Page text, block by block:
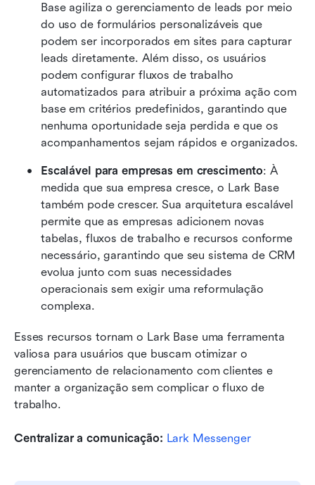
Base agiliza o gerenciamento de leads por meio
do uso de formulários personalizáveis que
podem ser incorporados em sites para capturar
leads diretamente. Além disso, os usuários
podem configurar fluxos de trabalho
automatizados para atribuir a próxima ação com
base em critérios predefinidos, garantindo que
nenhuma oportunidade seja perdida e que os
acompanhamentos sejam rápidos e organizados.
Escalável para empresas em crescimento: À
medida que sua empresa cresce, o Lark Base
também pode crescer. Sua arquitetura escalável
permite que as empresas adicionem novas
tabelas, fluxos de trabalho e recursos conforme
necessário, garantindo que seu sistema de CRM
evolua junto com suas necessidades
operacionais sem exigir uma reformulação
complexa.
Esses recursos tornam o Lark Base uma ferramenta
valiosa para usuários que buscam otimizar o
gerenciamento de relacionamento com clientes e
manter a organização sem complicar o fluxo de
trabalho.
Centralizar a comunicação: Lark Messenger